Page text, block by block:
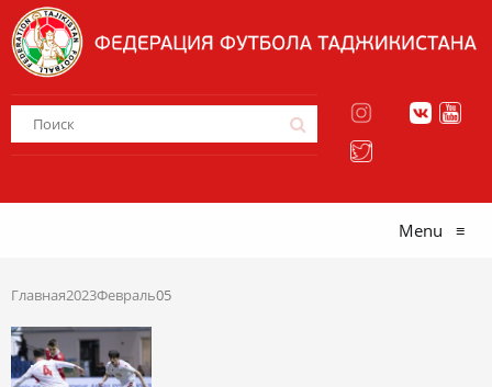
Menu ≡
Главная2023Февраль05